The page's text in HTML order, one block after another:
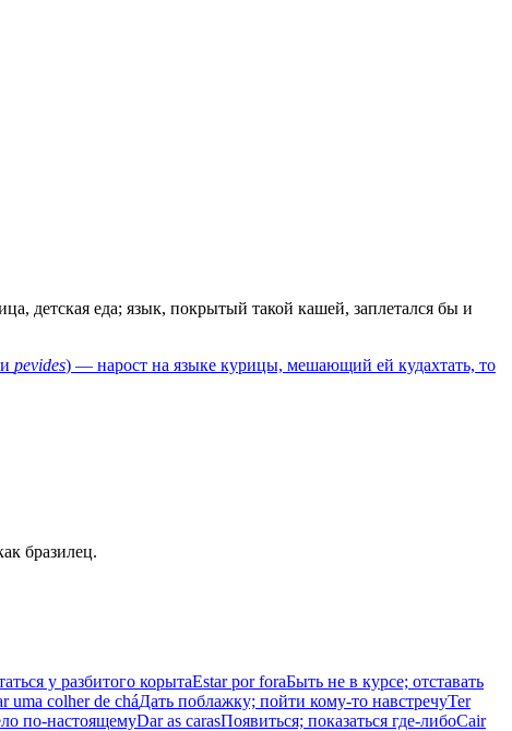
детская еда; язык, покрытый такой кашей, заплетался бы и
pevides) — нарост на языке курицы, мешающий ей кудахтать, то
бразилец.
у разбитого корытаEstar por foraБыть не в курсе; отставать
uma colher de cháДать поблажку; пойти кому-то навстречуTer
по-настоящемуDar as carasПоявиться; показаться где-либоCair